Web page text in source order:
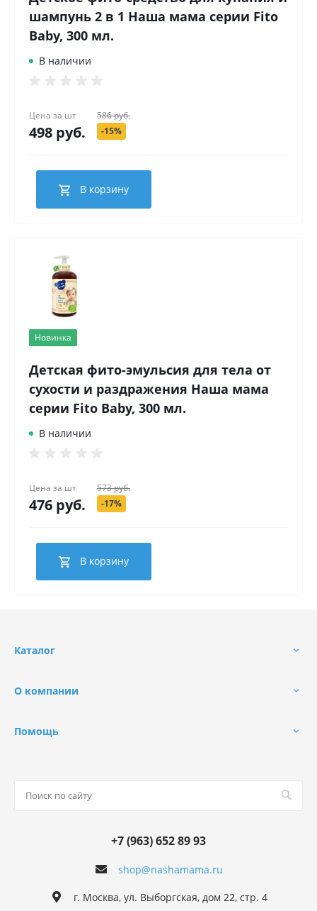
шампунь 2 в 1 Наша мама серии Fito
Baby, 300 мл.
В наличии
Цена за шт
498 руб.
586 руб.
-15%
В корзину
Новинка
Детская фито-эмульсия для тела от
сухости и раздражения Наша мама
серии Fito Baby, 300 мл.
В наличии
Цена за шт
476 руб.
573 руб.
-17%
В корзину
Каталог
О компании
Помощь
shop@nashamama.ru
+7 (963) 652 89 93
г. Москва, ул. Выборгская, дом 22, стр. 4